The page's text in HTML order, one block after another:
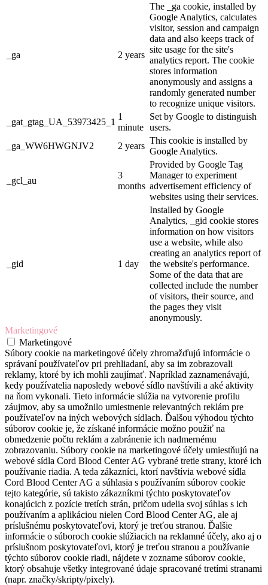
_ga 2 years
The _ga cookie, installed by
Google Analytics, calculates
visitor, session and campaign
data and also keeps track of
site usage for the site's
analytics report. The cookie
stores information
anonymously and assigns a
randomly generated number
to recognize unique visitors.
_gat_gtag_UA_53973425_1
1
minute
Set by Google to distinguish
users.
_ga_WW6HWGNJV2
2 years
This cookie is installed by
Google Analytics.
_gcl_au
3
months
Provided by Google Tag
Manager to experiment
advertisement efficiency of
websites using their services.
_gid 1 day
Installed by Google
Analytics, _gid cookie stores
information on how visitors
use a website, while also
creating an analytics report of
the website's performance.
Some of the data that are
collected include the number
of visitors, their source, and
the pages they visit
anonymously.
Marketingové
Marketingové
Súbory cookie na marketingové účely zhromažďujú informácie o
správaní používateľov pri prehliadaní, aby sa im zobrazovali
reklamy, ktoré by ich mohli zaujímať. Napríklad zaznamenávajú,
kedy používatelia naposledy webové sídlo navštívili a aké aktivity
na ňom vykonali. Tieto informácie slúžia na vytvorenie profilu
záujmov, aby sa umožnilo umiestnenie relevantných reklám pre
používateľov na iných webových sídlach. Ďalšou výhodou týchto
súborov cookie je, že získané informácie možno použiť na
obmedzenie počtu reklám a zabránenie ich nadmernému
zobrazovaniu. Súbory cookie na marketingové účely umiestňujú na
webové sídla Cord Blood Center AG vybrané tretie strany, ktoré ich
používanie riadia. A teda zákazníci, ktorí navštívia webové sídla
Cord Blood Center AG a súhlasia s používaním súborov cookie
tejto kategórie, sú takisto zákazníkmi týchto poskytovateľov
konajúcich z pozície tretích strán, pričom udelia svoj súhlas s ich
používaním a aplikáciou nielen Cord Blood Center AG, ale aj
príslušnému poskytovateľovi, ktorý je treťou stranou. Ďalšie
informácie o súboroch cookie slúžiacich na reklamné účely, ako aj o
príslušnom poskytovateľovi, ktorý je treťou stranou a používanie
týchto súborov cookie riadi, nájdete v zozname súborov cookie,
ktorý obsahuje všetky integrované údaje spracované tretími stranami
(napr. značky/skripty/pixely).